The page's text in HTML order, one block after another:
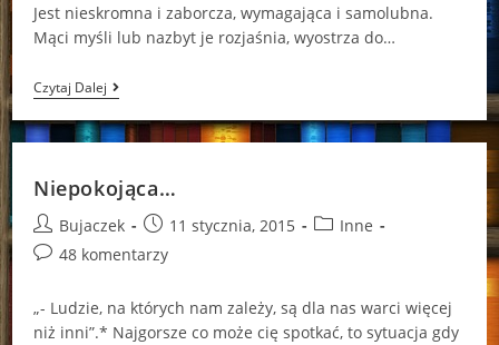
Jest nieskromna i zaborcza, wymagająca i samolubna.
Mąci myśli lub nazbyt je rozjaśnia, wyostrza do…
Czytaj Dalej„Była
Sobie
Raz
Dziewczynka,
Miała
Tajemnicę”.*
Niepokojąca…
Post
author:
Bujaczek
Post
published:
11 stycznia, 2015
PostInne
Post48 komentarzy
„- Ludzie, na których nam zależy, są dla nas warci więcej
niż inni”.* Najgorsze co może cię spotkać, to sytuacja gdy